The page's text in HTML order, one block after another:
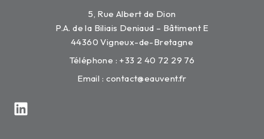
5, Rue Albert de Dion
P.A. de la Biliais Deniaud – Bâtiment E
44360 Vigneux-de-Bretagne
Téléphone : +33 2 40 72 29 76
Email : contact@eauvent.fr